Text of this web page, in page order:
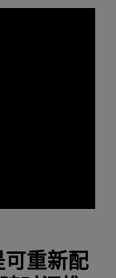
可重新配